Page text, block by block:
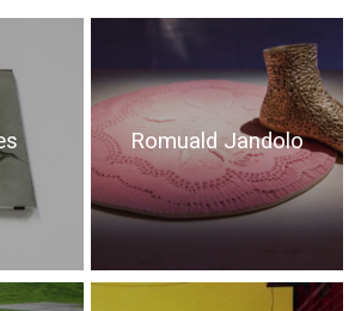
Romuald Jandolo